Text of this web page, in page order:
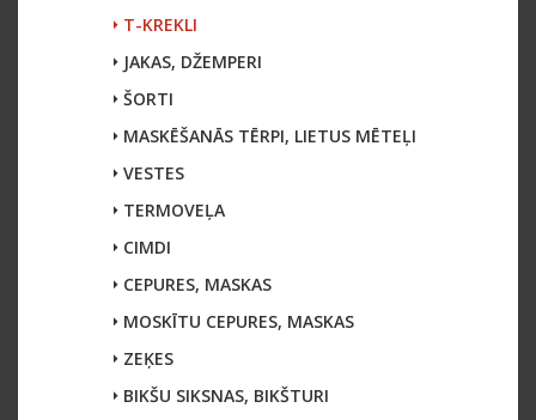
T-KREKLI
JAKAS, DŽEMPERI
ŠORTI
MASKĒŠANĀS TĒRPI, LIETUS MĒTEĻI
VESTES
TERMOVEĻA
CIMDI
CEPURES, MASKAS
MOSKĪTU CEPURES, MASKAS
ZEĶES
BIKŠU SIKSNAS, BIKŠTURI